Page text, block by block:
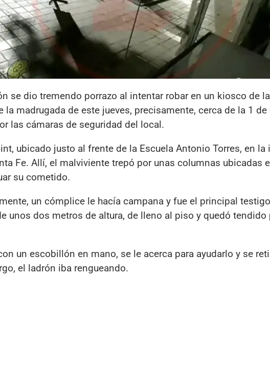
se dio tremendo porrazo al intentar robar en un kiosco de
la madrugada de este jueves, precisamente, cerca de la 1 de
las cámaras de seguridad del local.
ubicado justo al frente de la Escuela Antonio Torres, en
Fe. Allí, el malviviente trepó por unas columnas ubicadas
su cometido.
un cómplice le hacía campana y fue el principal
unos dos metros de altura, de lleno al piso y quedó tendido
un escobillón en mano, se le acerca para ayudarlo y se
el ladrón iba rengueando.